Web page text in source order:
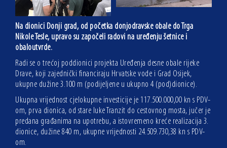
Na dionici Donji grad, od početka donjodravske obale do Trga
Nikole Tesle, upravo su započeli radovi na uređenju šetnice i
obaloutvrde.
Radi se o trećoj poddionici projekta Uređenja desne obale rijeke
Drave, koji zajednički financiraju Hrvatske vode i Grad Osijek,
ukupne dužine 3.100 m (podijeljene u ukupno 4 (pod)dionice).
Ukupna vrijednost cjelokupne investicije je 117.500.000,00 kn s PDV-
om, prva dionica, od stare luke Tranzit do cestovnog mosta, jučer je
predana građanima na upotrebu, a istovremeno kreće realizacija 3.
dionice, dužine 840 m, ukupne vrijednosti 24.509.730,38 kn s PDV-
om.